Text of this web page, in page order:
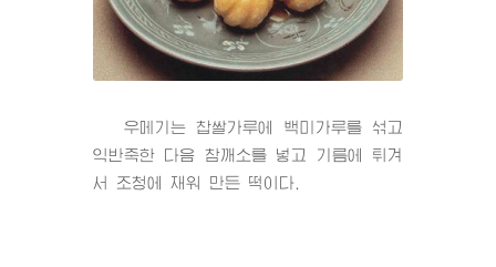
우메기는 찹쌀가루에 백미가루를 섞고
익반죽한 다음 참깨소를 넣고 기름에 튀겨
서 조청에 재워 만든 떡이다.